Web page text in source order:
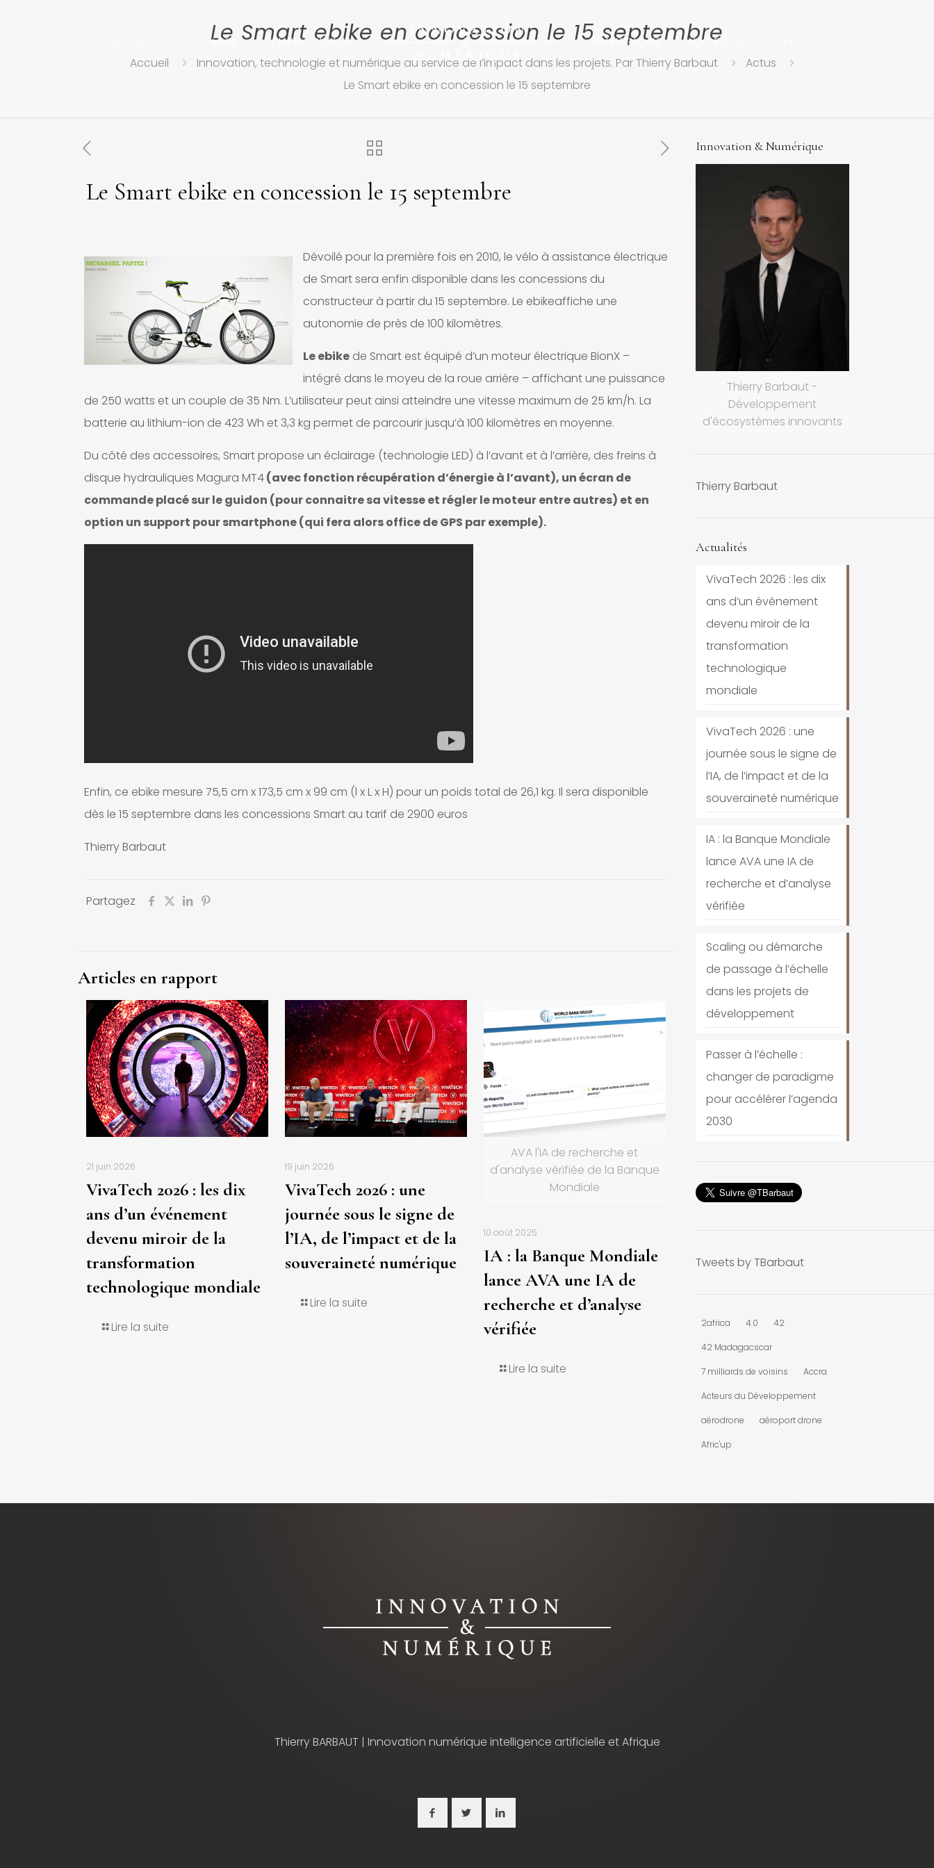
SPEAKER THEMATIQUES NUMERIQUE EXPERTISE
Le Smart ebike en concession le 15 septembre
Accueil Innovation, technologie et numérique au service de l’impact dans les projets. Par Thierry Barbaut
Actus
Le Smart ebike en concession le 15 septembre
Le Smart ebike en concession le 15 septembre
Dévoilé pour la première fois en 2010, le vélo à assistance électrique
de Smartsera enfin disponible dans les concessions du
constructeur à partir du 15 septembre. Le ebikeaffiche une
autonomie de près de 100 kilomètres.
Le ebikede Smart est équipé d’un moteur électrique BionX –
intégré dans le moyeu de la roue arrière – affichant une puissance
de 250 watts et un couple de 35 Nm. L’utilisateur peut ainsi atteindre une vitesse maximum de 25 km/h. La
batterie au lithium-ion de 423 Wh et 3,3 kg permet de parcourir jusqu’à 100 kilomètres en moyenne.
Du côté des accessoires, Smart propose un éclairage (technologie LED) à l’avant et à l’arrière, des freins à
disque hydrauliques Magura MT4(avec fonction récupération d’énergie à l’avant), un écran de
commande placé sur le guidon (pour connaitre sa vitesse et régler le moteur entre autres) et en
option un support poursmartphone(qui fera alors office de GPS par exemple).
Enfin, ce ebike mesure 75,5 cm x 173,5 cm x 99 cm (l x L x H) pour un poids total de 26,1 kg. Il sera disponible
dès le 15 septembre dans les concessions Smart au tarif de 2900 euros
Thierry Barbaut
Partagez
Articles en rapport
21 juin 2026
VivaTech 2026 : les dix
ans d’un événement
devenu miroir de la
transformation
technologique mondiale
Lire la suite
19 juin 2026
VivaTech 2026 : une
journée sous le signe de
l’IA, de l’impact et de la
souveraineté numérique
Lire la suite
AVA l'IA de recherche et
d'analyse vérifiée de la Banque
Mondiale
10 août 2025
IA : la Banque Mondiale
lance AVA une IA de
recherche et d’analyse
vérifiée
Lire la suite
Innovation & Numérique
Thierry Barbaut -
Développement
d'écosystèmes innovants
Thierry Barbaut
Actualités
VivaTech 2026 : les dix
ans d’un événement
devenu miroir de la
transformation
technologique
mondiale
VivaTech 2026 : une
journée sous le signe de
l’IA, de l’impact et de la
souveraineté numérique
IA : la Banque Mondiale
lance AVA une IA de
recherche et d’analyse
vérifiée
Scaling ou démarche
de passage à l’échelle
dans les projets de
développement
Passer à l’échelle :
changer de paradigme
pour accélérer l’agenda
2030
Tweets by TBarbaut
2africa 4.0 42
42 Madagacscar
7 milliards de voisins Accra
Acteurs du Développement
aérodrone aéroport drone
Afric'up
Thierry BARBAUT | Innovation numérique intelligence artificielle et Afrique